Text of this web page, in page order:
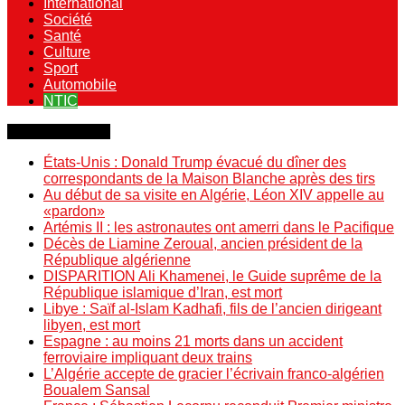
Société
Santé
Culture
Sport
Automobile
NTIC
États-Unis : Donald Trump évacué du dîner des
correspondants de la Maison Blanche après des tirs
Au début de sa visite en Algérie, Léon XIV appelle au
«pardon»
Artémis II : les astronautes ont amerri dans le Pacifique
Décès de Liamine Zeroual, ancien président de la
République algérienne
DISPARITION Ali Khamenei, le Guide suprême de la
République islamique d’Iran, est mort
Libye : Saïf al-Islam Kadhafi, fils de l’ancien dirigeant
libyen, est mort
Espagne : au moins 21 morts dans un accident
ferroviaire impliquant deux trains
L’Algérie accepte de gracier l’écrivain franco-algérien
Boualem Sansal